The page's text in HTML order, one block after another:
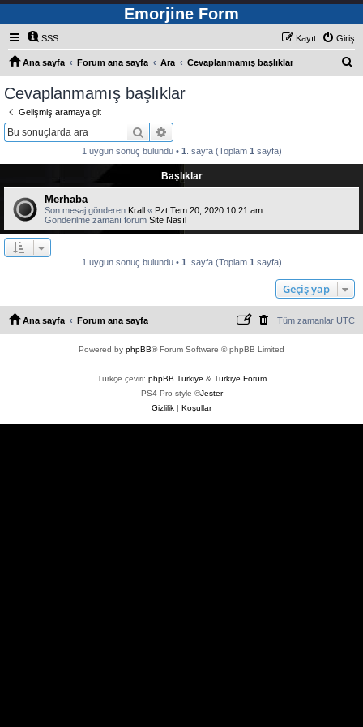
Emorjine Form
SSS Giriş
Kayıt
Ana sayfa Forum ana sayfa Ara Cevaplanmamış başlıklar
Cevaplanmamış başlıklar
Gelişmiş aramaya git
Ara
1 uygun sonuç bulundu • 1 . sayfa (Toplam 1 sayfa)
Başlıklar
Merhaba
Son mesaj gönderen Krall « Pzt Tem 20, 2020 10:21 am
Gönderilme zamanı forum Site Nasıl
1 uygun sonuç bulundu • 1 . sayfa (Toplam 1 sayfa)
Geçiş yap
Ana sayfa Forum ana sayfa Tüm zamanlar UTC
Powered by phpBB® Forum Software © phpBB Limited
Türkçe çeviri: phpBB Türkiye & Türkiye Forum
PS4 Pro style ©Jester
Gizlilik | Koşullar